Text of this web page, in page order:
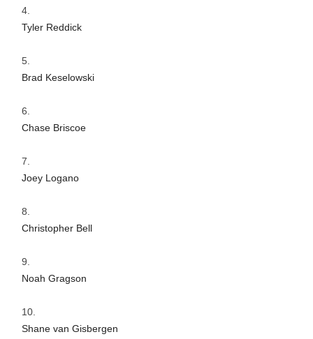
Tyler Reddick
Brad Keselowski
Chase Briscoe
Joey Logano
Christopher Bell
Noah Gragson
Shane van Gisbergen